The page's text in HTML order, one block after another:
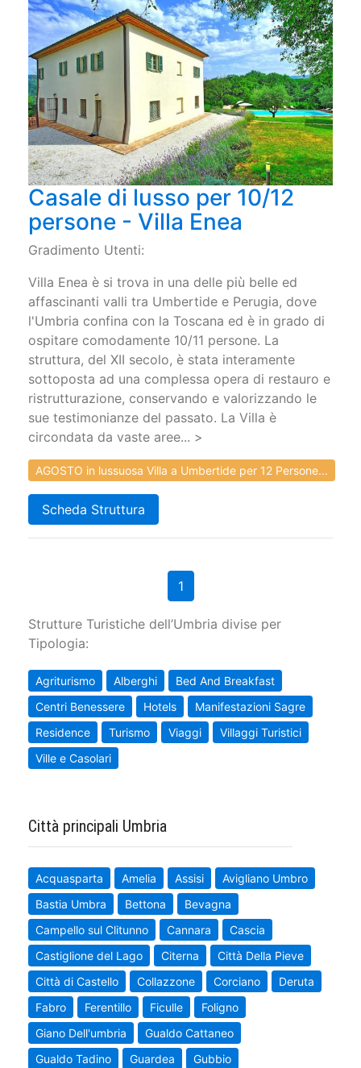
Casale di lusso per 10/12
persone - Villa Enea
Gradimento Utenti:
Villa Enea è si trova in una delle più belle ed
affascinanti valli tra Umbertide e Perugia, dove
l'Umbria confina con la Toscana ed è in grado di
ospitare comodamente 10/11 persone. La
struttura, del XII secolo, è stata interamente
sottoposta ad una complessa opera di restauro e
ristrutturazione, conservando e valorizzando le
sue testimonianze del passato. La Villa è
circondata da vaste aree... >
AGOSTO in lussuosa Villa a Umbertide per 12 Persone...
Scheda Struttura
1
Strutture Turistiche dell’Umbria divise per
Tipologia:
Agriturismo Alberghi
Bed And Breakfast
Centri Benessere
Hotels
Manifestazioni Sagre
Residence
Turismo Viaggi
Villaggi Turistici
Ville e Casolari
Città principali Umbria
Acquasparta Amelia Assisi
Avigliano Umbro
Bastia Umbra
Bettona
Bevagna
Campello sul Clitunno
Cannara
Cascia
Castiglione del Lago
Citerna
Città Della Pieve
Città di Castello
Collazzone Corciano
Deruta
Fabro
Ferentillo Ficulle
Foligno
Giano Dell'umbria
Gualdo Cattaneo
Gualdo Tadino
Guardea
Gubbio